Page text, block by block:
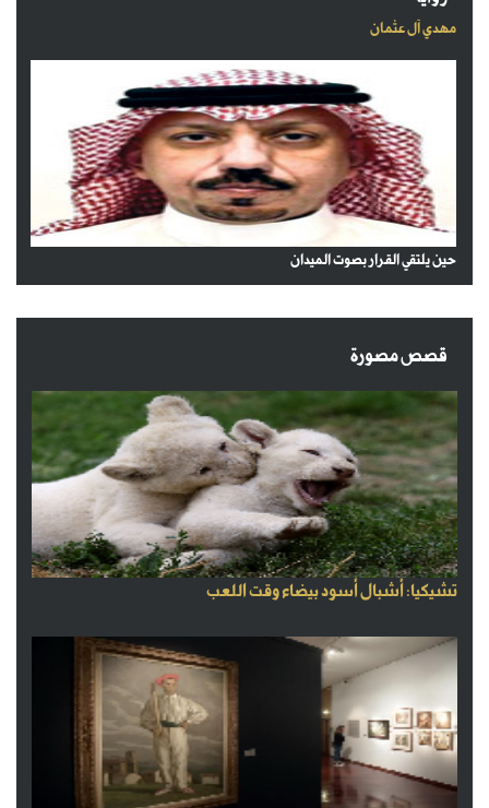
مهدي آل عثمان
حين يلتقي القرار بصوت الميدان
قصص مصورة
تشيكيا: أشبال أسود بيضاء وقت اللعب